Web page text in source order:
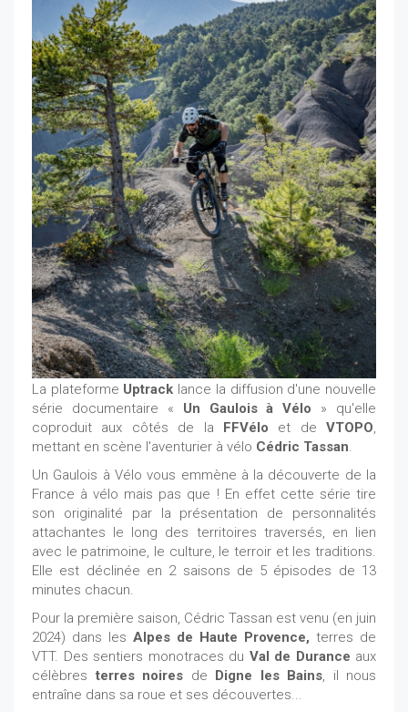
La plateforme Uptrack lance la diffusion d'une nouvelle
série documentaire « Un Gaulois à Vélo » qu'elle
coproduit aux côtés de la FFVélo et de VTOPO
mettant en scène l'aventurier à vélo Cédric Tassan
Un Gaulois à Vélo vous emmène à la découverte de la
France à vélo mais pas que ! En effet cette série tire
son originalité par la présentation de personnalités
attachantes le long des territoires traversés, en lien
avec le patrimoine, le culture, le terroir et les traditions.
Elle est déclinée en 2 saisons de 5 épisodes de 13
minutes chacun.
Pour la première saison, Cédric Tassan est venu (en juin
2024) dans les Alpes de Haute Provence, terres de
VTT. Des sentiers monotraces du Val de Durance aux
célèbres terres noires de Digne les Bains , il nous
entraîne dans sa roue et ses découvertes...